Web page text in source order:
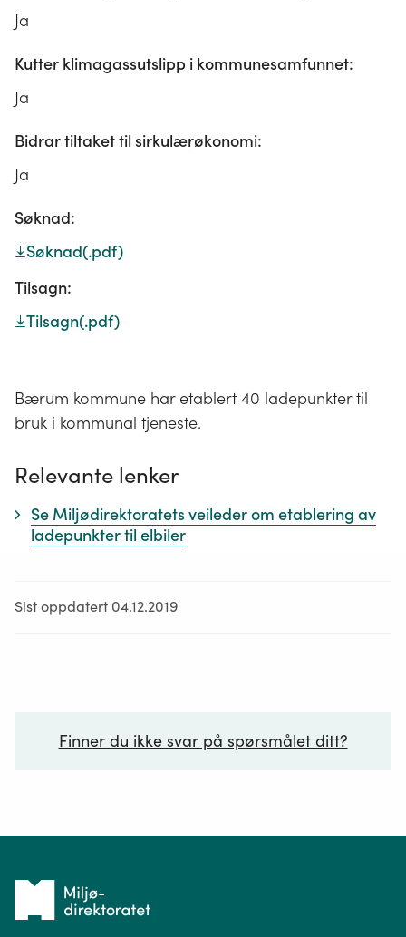
Ja
Kutter klimagassutslipp i kommunesamfunnet:
Ja
Bidrar tiltaket til sirkulærøkonomi:
Ja
Søknad:
Søknad(.pdf)
Tilsagn:
Tilsagn(.pdf)
Bærum kommune har etablert 40 ladepunkter til
bruk i kommunal tjeneste.
Relevante lenker
Se Miljødirektoratets veileder om etablering av
ladepunkter til elbiler
Sist oppdatert 04.12.2019
Finner du ikke svar på spørsmålet ditt?
Tilbake